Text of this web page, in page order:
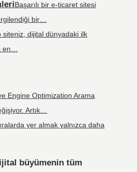
Başarılı bir e-ticaret sitesi
bir…
siteniz, dijital dünyadaki ilk
en…
Engine Optimization Arama
Artık…
yer almak yalnızca daha
büyümenin tüm